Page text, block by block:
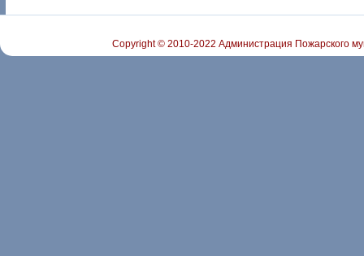
Copyright © 2010-2022 Администрация Пожарского